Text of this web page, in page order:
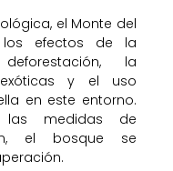
el Monte del
efectos de la
la
y el uso
en este entorno.
las medidas de
el bosque se